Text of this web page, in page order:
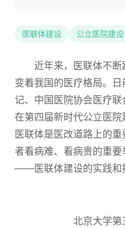
医联体建设 公立医院建
近年来，医联体不
变着我国的医疗格局。
记、中国医院协会医疗
在第四届新时代公立医院
医联体是医改道路上的
者看病难、看病贵的重
——医联体建设的实践和
北京大学第